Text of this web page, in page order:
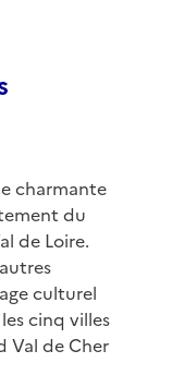
charmante
du
de Loire.
culturel
cinq villes
Val de Cher